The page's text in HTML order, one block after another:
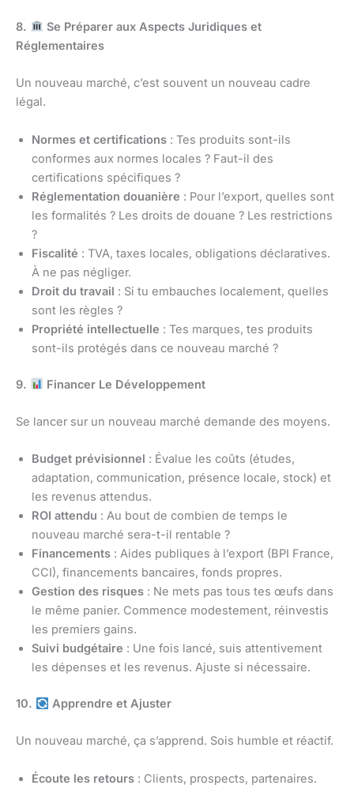
8.
Se Préparer aux Aspects Juridiques et
Réglementaires
Un nouveau marché, c’est souvent un nouveau cadre
légal.
Normes et certifications : Tes produits sont-ils
conformes aux normes locales ? Faut-il des
certifications spécifiques ?
Réglementation douanière : Pour l’export, quelles sont
les formalités ? Les droits de douane ? Les restrictions
?
Fiscalité : TVA, taxes locales, obligations déclaratives.
À ne pas négliger.
Droit du travail : Si tu embauches localement, quelles
sont les règles ?
Propriété intellectuelle : Tes marques, tes produits
sont-ils protégés dans ce nouveau marché ?
9. Financer Le Développement
Se lancer sur un nouveau marché demande des moyens.
Budget prévisionnel : Évalue les coûts (études,
adaptation, communication, présence locale, stock) et
les revenus attendus.
ROI attendu : Au bout de combien de temps le
nouveau marché sera-t-il rentable ?
Financements : Aides publiques à l’export (BPI France,
CCI), financements bancaires, fonds propres.
Gestion des risques : Ne mets pas tous tes œufs dans
le même panier. Commence modestement, réinvestis
les premiers gains.
Suivi budgétaire : Une fois lancé, suis attentivement
les dépenses et les revenus. Ajuste si nécessaire.
10. Apprendre et Ajuster
Un nouveau marché, ça s’apprend. Sois humble et réactif.
Écoute les retours : Clients, prospects, partenaires.